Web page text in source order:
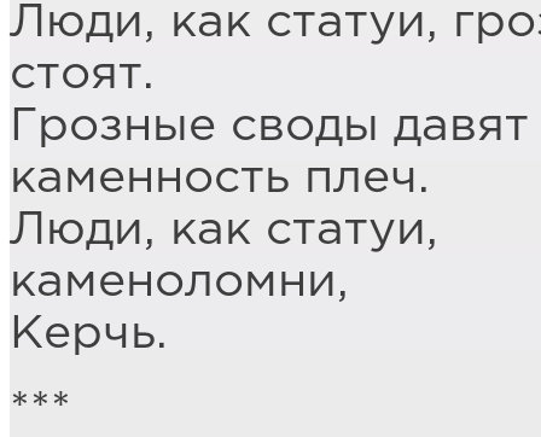
Люди, как статуи,
стоят.
Грозные своды
каменность плеч.
Люди, как статуи,
каменоломни,
Керчь.
***